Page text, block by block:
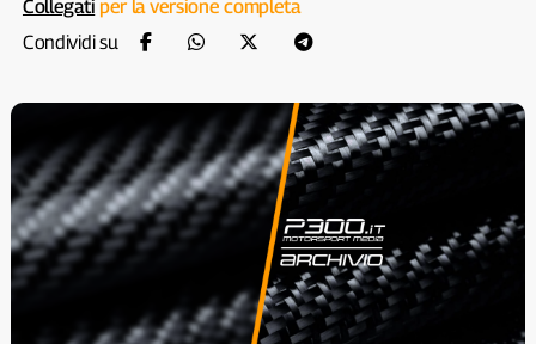
Collegati per la versione completa
Condividi su